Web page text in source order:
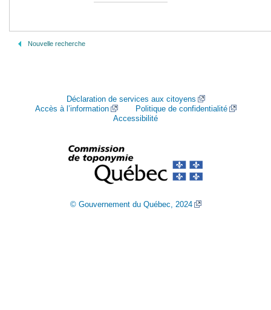
Nouvelle recherche
Déclaration de services aux citoyens
Accès à l’information
Politique de confidentialité
Accessibilité
© Gouvernement du Québec, 2024